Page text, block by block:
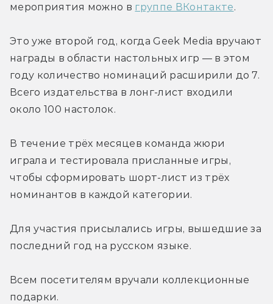
мероприятия можно в группе ВКонтакте.
Это уже второй год, когда Geek Media вручают
награды в области настольных игр — в этом
году количество номинаций расширили до 7.
Всего издательства в лонг-лист входили
около 100 настолок.
В течение трёх месяцев команда жюри
играла и тестировала присланные игры,
чтобы сформировать шорт-лист из трёх
номинантов в каждой категории.
Для участия присылались игры, вышедшие за
последний год на русском языке.
Всем посетителям вручали коллекционные
подарки.